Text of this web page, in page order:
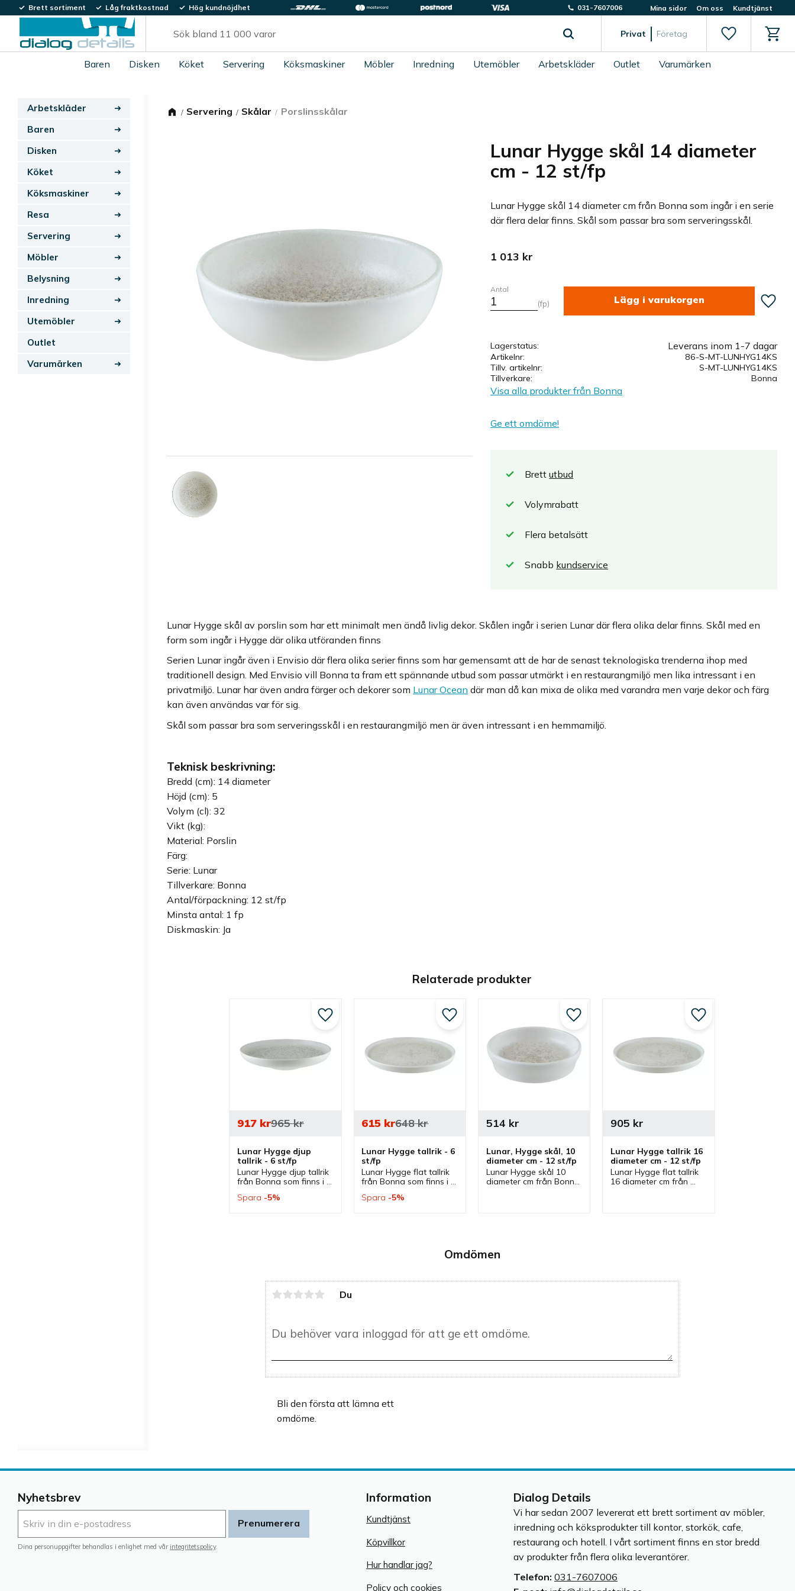
Brett sortiment Låg fraktkostnad Hög kundnöjdhet 031-7607006 Mina sidor Om oss Kundtjänst
Privat Företag Favoriter
Baren Disken Köket Servering Köksmaskiner Möbler Inredning Utemöbler Arbetskläder Outlet Varumärken
Servering Skålar Porslinsskålar
Lunar Hygge skål 14 diameter
cm - 12 st/fp
Lunar Hygge skål 14 diameter cm från Bonna som ingår i en serie
där flera delar finns. Skål som passar bra som serveringsskål.
1 013 kr
Antal
fp Lägg
Lagerstatus Leverans inom 1-7 dagar
Artikelnr
86-S-MT-LUNHYG14KS
Tillv. artikelnr
S-MT-LUNHYG14KS
Tillverkare
Bonna
Visa alla produkter från Bonna
Ge ett omdöme!
Brettutbud
Volymrabatt
Flera betalsätt
Snabb kundservice
Lunar Hygge skål av porslin som har ett minimalt men ändå livlig dekor. Skålen ingår i serien Lunar där flera olika delar finns. Skål med en
form som ingår i Hygge där olika utföranden finns
Serien Lunar ingår även i Envisio där flera olika serier finns som har gemensamt att de har de senast teknologiska trenderna ihop med
traditionell design. Med Envisio vill Bonna ta fram ett spännande utbud som passar utmärkt i en restaurangmiljö men lika intressant i en
privatmiljö. Lunar har även andra färger och dekorer som Lunar Ocean där man då kan mixa de olika med varandra men varje dekor och färg
kan även användas var för sig.
Skål som passar bra som serveringsskål i en restaurangmiljö men är även intressant i en hemmamiljö.
Teknisk beskrivning:
Bredd (cm): 14 diameter
Höjd (cm): 5
Volym (cl): 32
Vikt (kg):
Material: Porslin
Färg:
Serie: Lunar
Tillverkare: Bonna
Antal/förpackning: 12 st/fp
Minsta antal: 1 fp
Diskmaskin: Ja
Omdömen
Du
Bli den första att lämna ett
omdöme.
Relaterade produkter
Lunar Hygge djup
tallrik - 6 st/fp
Lunar Hygge djup tallrik
från Bonna som finns i
ingår i en serie där flera
917 kr965kr
Spara 5%
Lägg till i favoriter
Lunar Hygge tallrik - 6
st/fp
Lunar Hygge flat tallrik
från Bonna som finns i
ingår i en serie där flera
615 kr648kr
Spara 5%
Lägg till i favoriter
Lunar, Hygge skål, 10
diameter cm - 12 st/fp
Lunar Hygge skål 10
diameter cm från Bonna
514 kr
Lägg till i favoriter
Lunar Hygge tallrik 16
diameter cm - 12 st/fp
Lunar Hygge flat tallrik
16 diameter cm från
905 kr
Lägg till i favoriter
Arbetskläder
Baren
Disken
Köket
Köksmaskiner
Resa
Servering
Möbler
Belysning
Inredning
Utemöbler
Outlet
Varumärken
Nyhetsbrev
Prenumerera
Dina personuppgifter behandlas i enlighet med vår integritetspolicy.
Information
Kundtjänst
Köpvillkor
Hur handlar jag?
Policy och cookies
Dialog Details
Vi har sedan 2007 levererat ett brett sortiment av möbler,
inredning och köksprodukter till kontor, storkök, cafe,
restaurang och hotell. I vårt sortiment finns en stor bredd
av produkter från flera olika leverantörer.
Telefon: 031-7607006